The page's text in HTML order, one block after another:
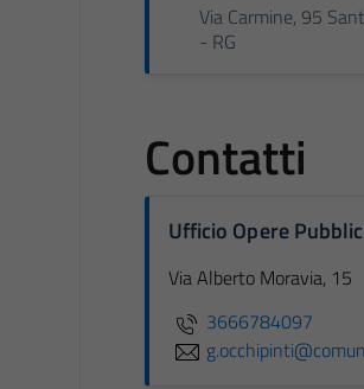
Via Carmine, 95
- RG
Contatti
Ufficio Opere
Via Alberto Moravia, 15
3666784097